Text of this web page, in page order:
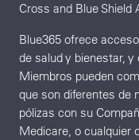
Cross and Blue Shield
Blue365 ofrece
de salud y bienestar,
Miembros pueden
que son diferentes de
pólizas con su
Medicare, o cualquier